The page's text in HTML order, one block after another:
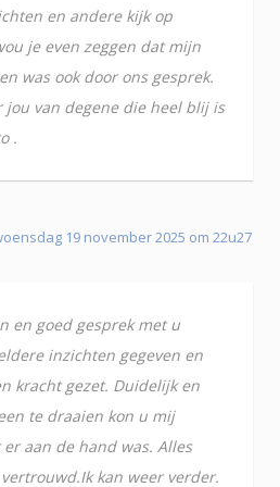
en andere kijk op
je even zeggen dat mijn
was ook door ons gesprek.
jou van degene die heel blij is
.
19 november 2025 om 22u27
en goed gesprek met u
inzichten gegeven en
kracht gezet. Duidelijk en
te draaien kon u mij
aan de hand was. Alles
kan weer verder.